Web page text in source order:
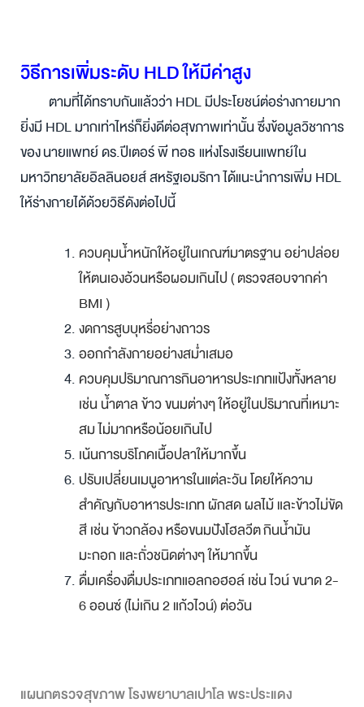
วิธีการเพิ่มระดับ HLD ให้มีค่าสูง
ตามที่ได้ทราบกันแล้วว่า HDL มีประโยชน์ต่อร่างกายมาก
ยิ่งมี HDL มากเท่าไหร่ก็ยิ่งดีต่อสุขภาพเท่านั้น ซึ่งข้อมูลวิชาการ
ของ นายแพทย์ ดร.ปีเตอร์ พี ทอธ แห่งโรงเรียนแพทย์ใน
มหาวิทยาลัยอิลลินอยส์ สหรัฐเอมริกา ได้แนะนำการเพิ่ม HDL
ให้ร่างกายได้ด้วยวิธีดังต่อไปนี้
ควบคุมน้ำหนักให้อยู่ในเกณฑ์มาตรฐาน อย่าปล่อย
ให้ตนเองอ้วนหรือผอมเกินไป ( ตรวจสอบจากค่า
BMI )
งดการสูบบุหรี่อย่างถาวร
ออกกำลังกายอย่างสม่ำเสมอ
ควบคุมปริมาณการกินอาหารประเภทแป้งทั้งหลาย
เช่น น้ำตาล ข้าว ขนมต่างๆ ให้อยู่ในปริมาณที่เหมาะ
สม ไม่มากหรือน้อยเกินไป
เน้นการบริโภคเนื้อปลาให้มากขึ้น
ปรับเปลี่ยนเมนูอาหารในแต่ละวัน โดยให้ความ
สำคัญกับอาหารประเภท ผักสด ผลไม้ และข้าวไม่ขัด
สี เช่น ข้าวกล้อง หรือขนมปังโฮลวีต กินน้ำมัน
มะกอก และถั่วชนิดต่างๆ ให้มากขึ้น
ดื่มเครื่องดื่มประเภทแอลกอฮอล์ เช่น ไวน์ ขนาด 2-
6 ออนซ์ (ไม่เกิน 2 แก้วไวน์) ต่อวัน
แผนกตรวจสุขภาพ โรงพยาบาลเปาโล พระประแดง